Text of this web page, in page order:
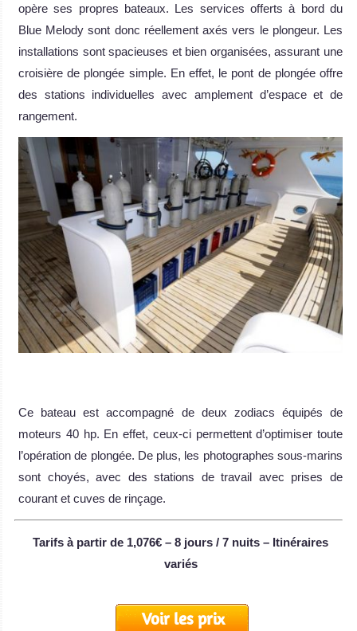
opère ses propres bateaux. Les services offerts à bord du
Blue Melody sont donc réellement axés vers le plongeur. Les
installations sont spacieuses et bien organisées, assurant une
croisière de plongée simple. En effet, le pont de plongée offre
des stations individuelles avec amplement d’espace et de
rangement.
Ce bateau est accompagné de deux zodiacs équipés de
moteurs 40 hp. En effet, ceux-ci permettent d’optimiser toute
l’opération de plongée. De plus, les photographes sous-marins
sont choyés, avec des stations de travail avec prises de
courant et cuves de rinçage.
Tarifs à partir de 1,076€ – 8 jours / 7 nuits – Itinéraires
variés
Voir les prix